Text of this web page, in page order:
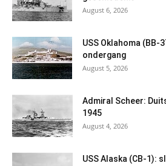
August 6, 2026
USS Oklahoma (BB-
ondergang
August 5, 2026
Admiral Scheer:
1945
August 4, 2026
USS Alaska (CB-1):